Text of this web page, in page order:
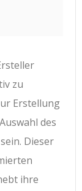
zu
Erstellung
des
Dieser
ihre